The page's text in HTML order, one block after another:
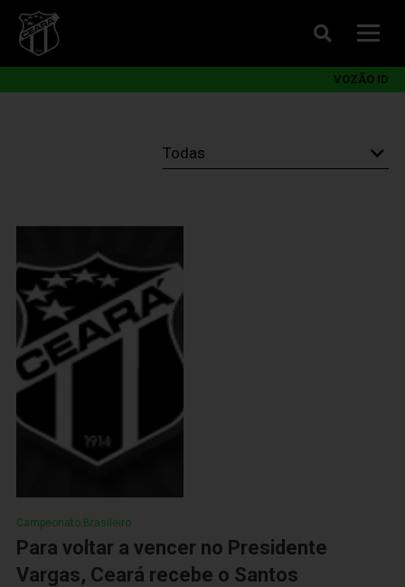
VOZÃO ID
Campeonato Brasileiro
Para voltar a vencer no Presidente
Vargas, Ceará recebe o Santos